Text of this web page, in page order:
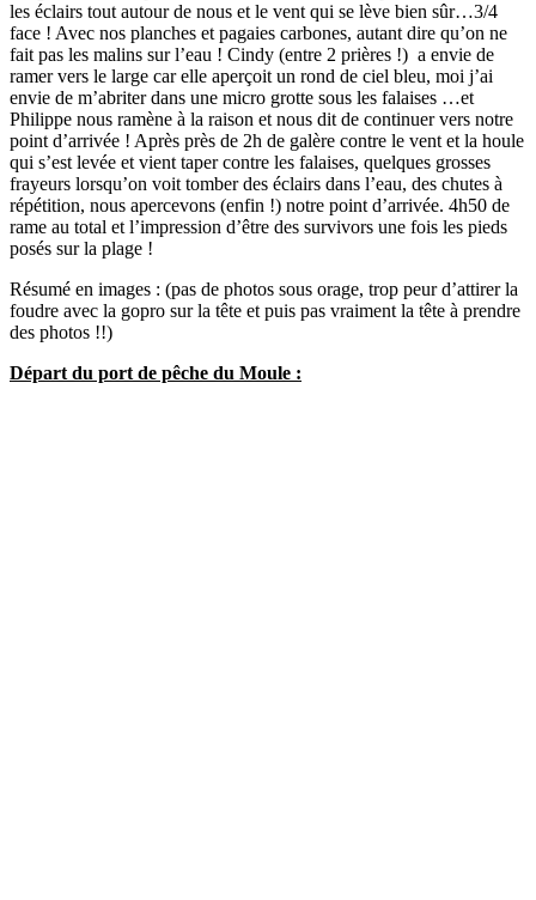
les éclairs tout autour de nous et le vent qui se lève bien sûr…3/4
face ! Avec nos planches et pagaies carbones, autant dire qu’on ne
fait pas les malins sur l’eau ! Cindy (entre 2 prières !) a envie de
ramer vers le large car elle aperçoit un rond de ciel bleu, moi j’ai
envie de m’abriter dans une micro grotte sous les falaises …et
Philippe nous ramène à la raison et nous dit de continuer vers notre
point d’arrivée ! Après près de 2h de galère contre le vent et la houle
qui s’est levée et vient taper contre les falaises, quelques grosses
frayeurs lorsqu’on voit tomber des éclairs dans l’eau, des chutes à
répétition, nous apercevons (enfin !) notre point d’arrivée. 4h50 de
rame au total et l’impression d’être des survivors une fois les pieds
posés sur la plage !
Résumé en images : (pas de photos sous orage, trop peur d’attirer la
foudre avec la gopro sur la tête et puis pas vraiment la tête à prendre
des photos !!)
Départ du port de pêche du Moule :